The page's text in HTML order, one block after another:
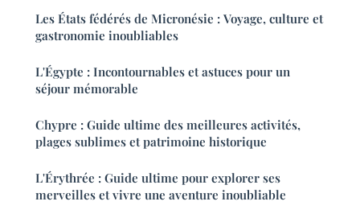
Les États fédérés de Micronésie : Voyage, culture et
gastronomie inoubliables
L'Égypte : Incontournables et astuces pour un
séjour mémorable
Chypre : Guide ultime des meilleures activités,
plages sublimes et patrimoine historique
L'Érythrée : Guide ultime pour explorer ses
merveilles et vivre une aventure inoubliable